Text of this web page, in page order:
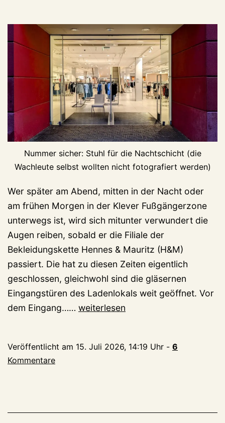
Nummer sicher: Stuhl für die Nachtschicht (die
Wachleute selbst wollten nicht fotografiert werden)
Wer später am Abend, mitten in der Nacht oder
am frühen Morgen in der Klever Fußgängerzone
unterwegs ist, wird sich mitunter verwundert die
Augen reiben, sobald er die Filiale der
Bekleidungskette Hennes & Mauritz (H&M)
passiert. Die hat zu diesen Zeiten eigentlich
geschlossen, gleichwohl sind die gläsernen
Eingangstüren des Ladenlokals weit geöffnet. Vor
dem Eingang…… H&M
experimentiert
weiterlesen
Veröffentlicht am 15. Juli 2026, 14:19 Uhr - 6
Kommentare